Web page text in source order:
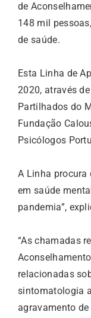
de
148 mil
de saúde.
Esta Linha de
2020, através
Partilhados do
Fundação
Psicólogos
A Linha procura
em saúde
pandemia”,
“As chamadas
relacionadas
sintomatologia
agravamento